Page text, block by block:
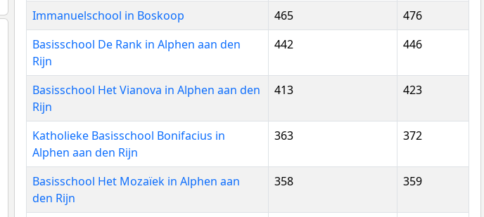
Immanuelschool in Boskoop
465
476
Basisschool De Rank in Alphen aan den
Rijn
442 446
Basisschool Het Vianova in Alphen aan den
Rijn
413 423
Katholieke Basisschool Bonifacius in
Alphen aan den Rijn
363 372
Basisschool Het Mozaïek in Alphen aan
den Rijn
358 359